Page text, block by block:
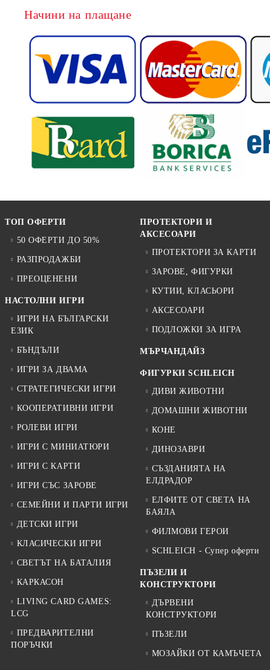
Начини на плащане
ТОП ОФЕРТИ
50 ОФЕРТИ ДО 50%
РАЗПРОДАЖБИ
ПРЕОЦЕНЕНИ
НАСТОЛНИ ИГРИ
ИГРИ НА БЪЛГАРСКИ
ЕЗИК
БЪНДЪЛИ
ИГРИ ЗА ДВАМА
СТРАТЕГИЧЕСКИ ИГРИ
КООПЕРАТИВНИ ИГРИ
РОЛЕВИ ИГРИ
ИГРИ С МИНИАТЮРИ
ИГРИ С КАРТИ
ИГРИ СЪС ЗАРОВЕ
СЕМЕЙНИ И ПАРТИ ИГРИ
ДЕТСКИ ИГРИ
КЛАСИЧЕСКИ ИГРИ
СВЕТЪТ НА БАТАЛИЯ
КАРКАСОН
LIVING CARD GAMES:
LCG
ПРЕДВАРИТЕЛНИ
ПОРЪЧКИ
ПРОТЕКТОРИ И
АКСЕСОАРИ
ПРОТЕКТОРИ ЗА КАРТИ
ЗАРОВЕ, ФИГУРКИ
КУТИИ, КЛАСЬОРИ
АКСЕСОАРИ
ПОДЛОЖКИ ЗА ИГРА
МЪРЧАНДАЙЗ
ФИГУРКИ SCHLEICH
ДИВИ ЖИВОТНИ
ДОМАШНИ ЖИВОТНИ
КОНЕ
ДИНОЗАВРИ
СЪЗДАНИЯТА НА
ЕЛДРАДОР
ЕЛФИТЕ ОТ СВЕТА НА
БАЯЛА
ФИЛМОВИ ГЕРОИ
SCHLEICH - Супер оферти
ПЪЗЕЛИ И
КОНСТРУКТОРИ
ДЪРВЕНИ
КОНСТРУКТОРИ
ПЪЗЕЛИ
МОЗАЙКИ ОТ КАМЪЧЕТА